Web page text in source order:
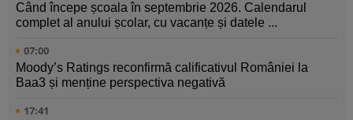
Când începe școala în septembrie 2026. Calendarul
complet al anului școlar, cu vacanțe și datele ...
07:00
Moody’s Ratings reconfirmă calificativul României la
Baa3 și menține perspectiva negativă
17:41